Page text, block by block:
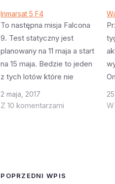
Inmarsat 5 F4
To następna misja Falcona
9. Test statyczny jest
planowany na 11 maja a start
na 15 maja. Bedzie to jeden
z tych lotów które nie
wiadomo jak fotografować
- okienko jest od 19:20 do
2 maja, 2017
Z 10 komentarzami
POPRZEDNI WPIS